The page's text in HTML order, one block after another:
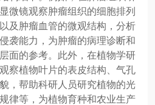
微镜观察肿瘤组织的细胞排列
及肿瘤血管的微观结构，分析
袭能力，为肿瘤的病理诊断和
面的参考。此外，在植物学研
察植物叶片的表皮结构、气孔
，帮助科研人员研究植物的光
律等，为植物育种和农业生产